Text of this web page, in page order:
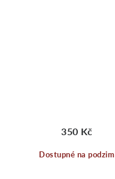
Dostupné na podzim
350 Kč